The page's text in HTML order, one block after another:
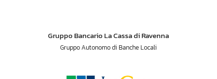
Gruppo Bancario La Cassa di Ravenna
Gruppo Autonomo di Banche Locali